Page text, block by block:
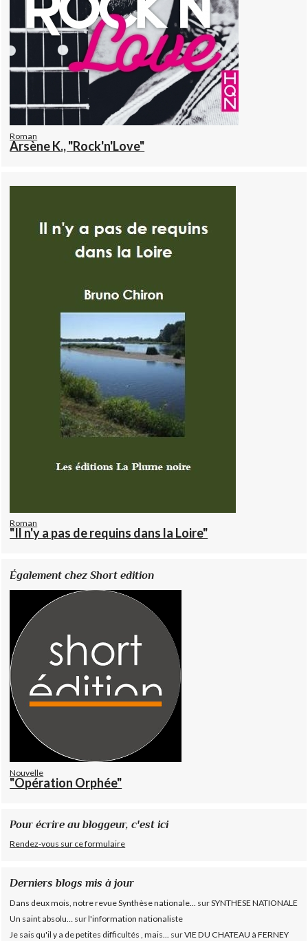
Roman
Arsène K., "Rock'n'Love"
Roman
"Il n'y a pas de requins dans la Loire"
Également chez Short edition
Nouvelle
"Opération Orphée"
Pour écrire au bloggeur, c'est ici
Rendez-vous sur ce formulaire
Derniers blogs mis à jour
Dans deux mois, notre revue Synthèse nationale... surSYNTHESE NATIONALE
Un saint absolu…
surl'information nationaliste
Je sais qu'il y a de petites difficultés , mais...
surVIE DU CHATEAU à FERNEY